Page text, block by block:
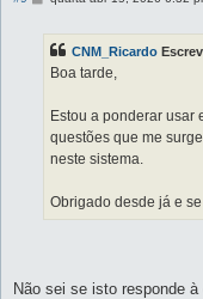
a
g
CNM_Ricardo
Boa tarde,
Estou a ponderar usar
questões que me
neste sistema.
Obrigado desde já e
Não sei se isto responde